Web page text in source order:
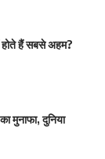
हैं सबसे अहम?
मुनाफा, दुनिया